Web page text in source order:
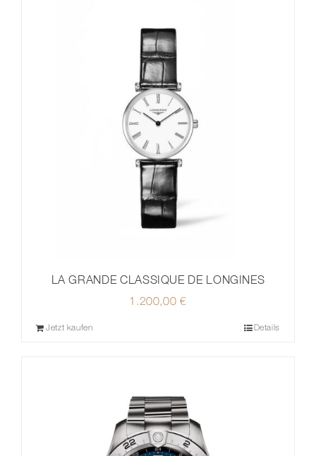
LA GRANDE CLASSIQUE DE LONGINES
1.200,00€
Jetzt kaufen Details